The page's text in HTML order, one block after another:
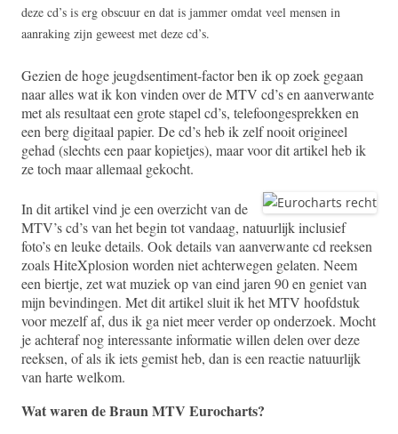
deze cd’s is erg obscuur en dat is jammer omdat veel mensen in
aanraking zijn geweest met deze cd’s.
Gezien de hoge jeugdsentiment-factor ben ik op zoek gegaan
naar alles wat ik kon vinden over de MTV cd’s en aanverwante
met als resultaat een grote stapel cd’s, telefoongesprekken en
een berg digitaal papier. De cd’s heb ik zelf nooit origineel
gehad (slechts een paar kopietjes), maar voor dit artikel heb ik
ze toch maar allemaal gekocht.
In dit artikel vind je een overzicht van de
MTV’s cd’s van het begin tot vandaag, natuurlijk inclusief
foto’s en leuke details. Ook details van aanverwante cd reeksen
zoals HiteXplosion worden niet achterwegen gelaten. Neem
een biertje, zet wat muziek op van eind jaren 90 en geniet van
mijn bevindingen. Met dit artikel sluit ik het MTV hoofdstuk
voor mezelf af, dus ik ga niet meer verder op onderzoek. Mocht
je achteraf nog interessante informatie willen delen over deze
reeksen, of als ik iets gemist heb, dan is een reactie natuurlijk
van harte welkom.
Wat waren de Braun MTV Eurocharts?